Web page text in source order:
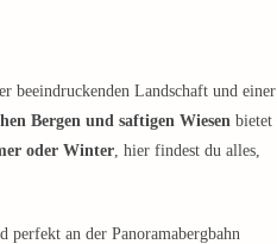
beeindruckenden Landschaft und einer
Bergen und saftigen Wiesen bietet
oder Winter , hier findest du alles,
perfekt an der Panoramabergbahn